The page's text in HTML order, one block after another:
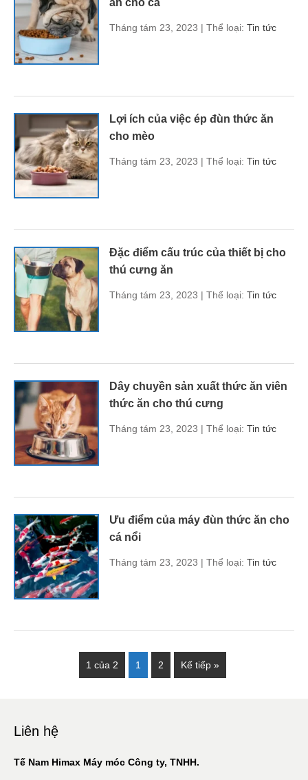
ăn cho cá
Tháng tám 23, 2023 | Thể loại: Tin tức
Lợi ích của việc ép đùn thức ăn
cho mèo
Tháng tám 23, 2023 | Thể loại: Tin tức
Đặc điểm cấu trúc của thiết bị cho
thú cưng ăn
Tháng tám 23, 2023 | Thể loại: Tin tức
Dây chuyền sản xuất thức ăn viên
thức ăn cho thú cưng
Tháng tám 23, 2023 | Thể loại: Tin tức
Ưu điểm của máy đùn thức ăn cho
cá nổi
Tháng tám 23, 2023 | Thể loại: Tin tức
1 của 2 1 2 Kế tiếp »
Liên hệ
Tế Nam Himax Máy móc Công ty, TNHH.